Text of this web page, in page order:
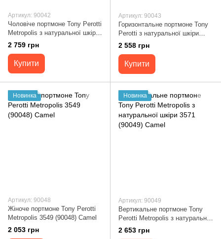
Артикул: 90042
Чоловіче портмоне Tony Perotti
Metropolis з натуральної шкіри
3570 (90042) Пісочне
2 759 грн
Купити
Артикул: 90043
Горизонтальне портмоне Tony
Perotti з натуральної шкіри
Metropolis 3559 (90043) Camel
2 558 грн
Купити
Новинка
Артикул: 90048
Жіноче портмоне Tony Perotti
Metropolis 3549 (90048) Camel
2 053 грн
Новинка
Артикул: 90049
Вертикальне портмоне Tony
Perotti Metropolis з натуральної
шкіри 3571 (90049) Camel
2 653 грн